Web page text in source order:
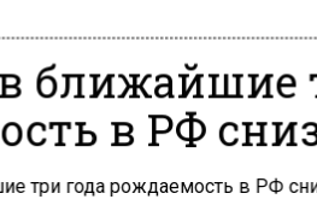
ближайшие
в РФ